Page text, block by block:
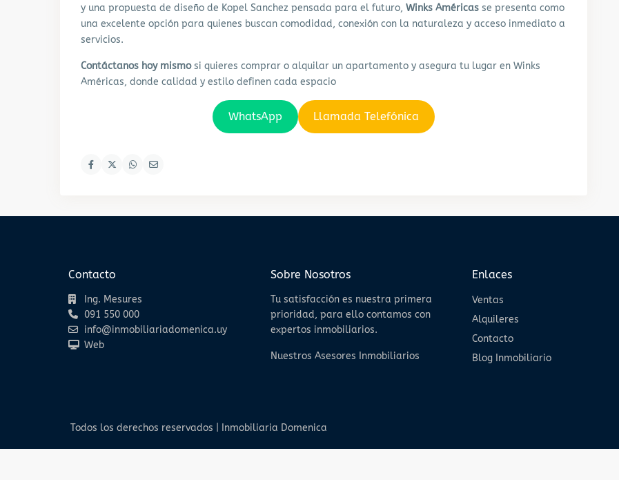
y una propuesta de diseño de Kopel Sanchez pensada para el futuro, Winks Américas se presenta como
una excelente opción para quienes buscan comodidad, conexión con la naturaleza y acceso inmediato a
servicios.
Contáctanos hoy mismosi quieres comprar o alquilar un apartamento y asegura tu lugar en Winks
Américas, donde calidad y estilo definen cada espacio
WhatsApp Llamada Telefónica
Contacto
Ing. Mesures
091 550 000
info@inmobiliariadomenica.uy
Web
Sobre Nosotros
Tu satisfacción es nuestra primera
prioridad, para ello contamos con
expertos inmobiliarios.
Nuestros Asesores Inmobiliarios
Enlaces
Ventas
Alquileres
Contacto
Blog Inmobiliario
Todos los derechos reservados | Inmobiliaria Domenica